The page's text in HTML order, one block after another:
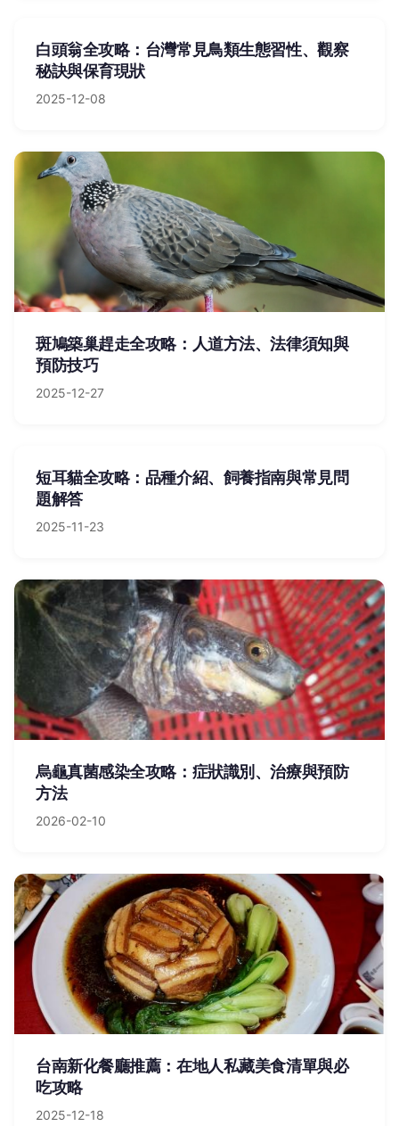
白頭翁全攻略：台灣常見鳥類生態習性、觀察
秘訣與保育現狀
2025-12-08
斑鳩築巢趕走全攻略：人道方法、法律須知與
預防技巧
2025-12-27
短耳貓全攻略：品種介紹、飼養指南與常見問
題解答
2025-11-23
烏龜真菌感染全攻略：症狀識別、治療與預防
方法
2026-02-10
台南新化餐廳推薦：在地人私藏美食清單與必
吃攻略
2025-12-18